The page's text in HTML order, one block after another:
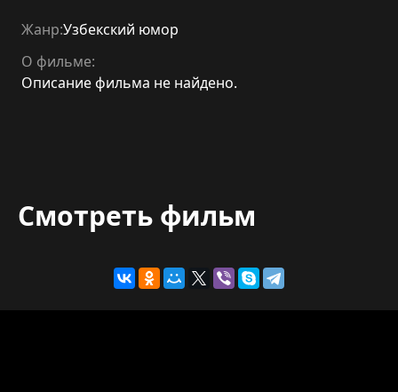
Жанр:Узбекский юмор
О фильме:
Описание фильма не найдено.
Смотреть фильм